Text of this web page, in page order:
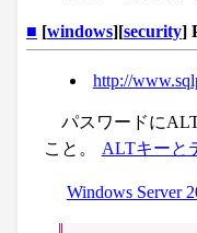
■ [windows][security]
http://
パスワードに
こと。
ALTキーと
Windows Server